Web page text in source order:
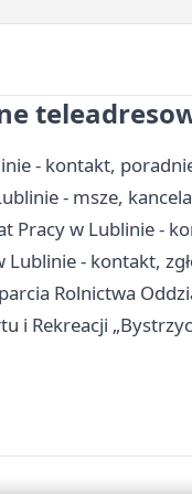
- kontakt,
- msze,
Pracy w Lublinie -
Lublinie - kontakt,
Rolnictwa
i Rekreacji